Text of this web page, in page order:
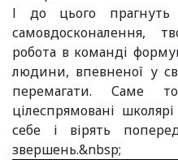
І до цього
самовдосконалення,
робота в команді
людини, впевненої у
перемагати. Саме
цілеспрямовані
себе і вірять
звершень.&nbsp;